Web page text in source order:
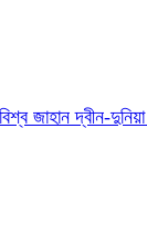
বিশ্ব জাহানদ্বীন-দুনিয়া